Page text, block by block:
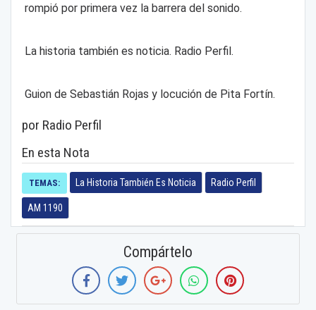
rompió por primera vez la barrera del sonido.
La historia también es noticia. Radio Perfil.
Guion de Sebastián Rojas y locución de Pita Fortín.
por Radio Perfil
En esta Nota
TEMAS: La Historia También Es Noticia Radio Perfil
AM 1190
Compártelo